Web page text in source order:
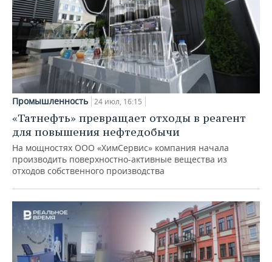
Промышленность 24 июл, 16:15
«Татнефть» превращает отходы в реагент
для повышения нефтедобычи
На мощностях ООО «ХимСервис» компания начала
производить поверхностно-активные вещества из
отходов собственного производства